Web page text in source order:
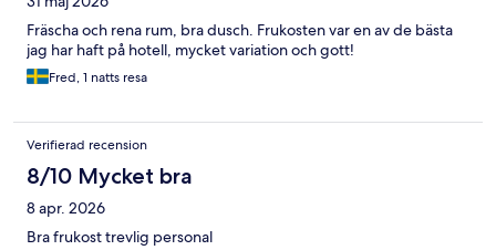
Fräscha och rena rum, bra dusch. Frukosten var en av de bästa
jag har haft på hotell, mycket variation och gott!
Fred, 1 natts resa
Verifierad recension
8/10 Mycket bra
8 apr. 2026
Bra frukost trevlig personal